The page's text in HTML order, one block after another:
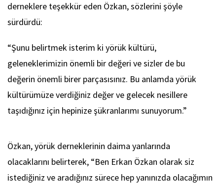
derneklere teşekkür eden Özkan, sözlerini şöyle
sürdürdü:
“Şunu belirtmek isterim ki yörük kültürü,
geleneklerimizin önemli bir değeri ve sizler de bu
değerin önemli birer parçasısınız. Bu anlamda yörük
kültürümüze verdiğiniz değer ve gelecek nesillere
taşıdığınız için hepinize şükranlarımı sunuyorum.”
Özkan, yörük derneklerinin daima yanlarında
olacaklarını belirterek, “Ben Erkan Özkan olarak siz
istediğiniz ve aradığınız sürece hep yanınızda olacağımın